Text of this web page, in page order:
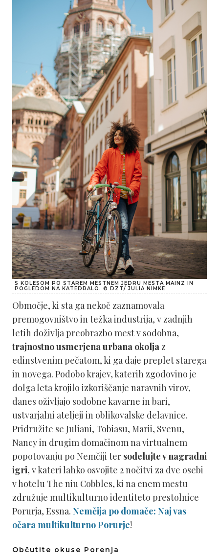
S KOLESOM PO STAREM MESTNEM JEDRU MESTA MAINZ IN
POGLEDOM NA KATEDRALO. © DZT/ JULIA NIMKE
Območje, ki sta ga nekoč zaznamovala
premogovništvo in težka industrija, v zadnjih
letih doživlja preobrazbo mest v sodobna,
trajnostno usmerjena urbana okolja z
edinstvenim pečatom, ki ga daje preplet starega
in novega. Podobo krajev, katerih zgodovino je
dolga leta krojilo izkoriščanje naravnih virov,
danes oživljajo sodobne kavarne in bari,
ustvarjalni ateljeji in oblikovalske delavnice.
Pridružite se Juliani, Tobiasu, Marii, Svenu,
Nancy in drugim domačinom na virtualnem
popotovanju po Nemčiji ter sodelujte v nagradni
igri, v kateri lahko osvojite 2 nočitvi za dve osebi
v hotelu The niu Cobbles, ki na enem mestu
združuje multikulturno identiteto prestolnice
Porurja, Essna. Nemčija po domače: Naj vas
očara multikulturno Porurje!
Občutite okuse Porenja